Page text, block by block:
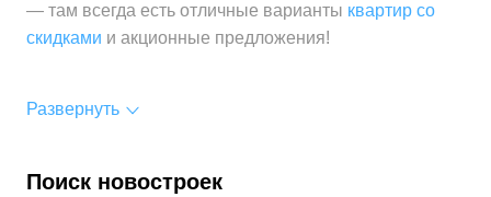
— там всегда есть отличные варианты квартир со
скидками и акционные предложения!
Развернуть
Поиск новостроек